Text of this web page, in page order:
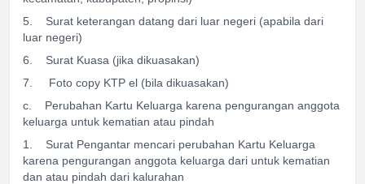
5. Surat keterangan datang dari luar negeri (apabila dari
luar negeri)
6. Surat Kuasa (jika dikuasakan)
7. Foto copy KTP el (bila dikuasakan)
c. Perubahan Kartu Keluarga karena pengurangan anggota
keluarga untuk kematian atau pindah
1. Surat Pengantar mencari perubahan Kartu Keluarga
karena pengurangan anggota keluarga dari untuk kematian
dan atau pindah dari kalurahan